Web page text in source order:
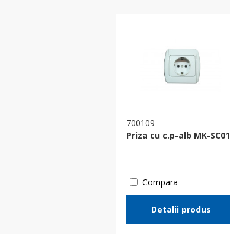
700109
Priza cu c.p-alb MK-SC01
Compara
Detalii produs